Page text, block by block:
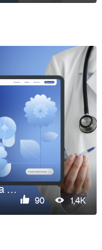
Феникс | Айдентика | Благотворительный фонд
90 1,4K